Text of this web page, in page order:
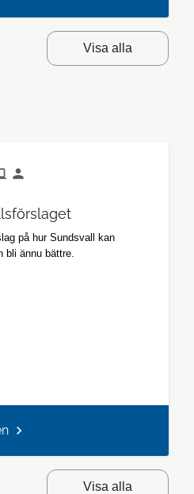
Visa alla
på hur Sundsvall kan
bli ännu bättre.
Visa alla